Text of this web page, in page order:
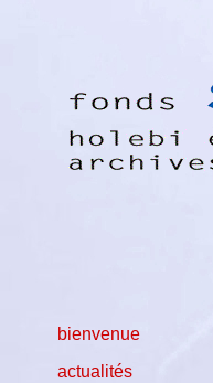
bienvenue
actualités